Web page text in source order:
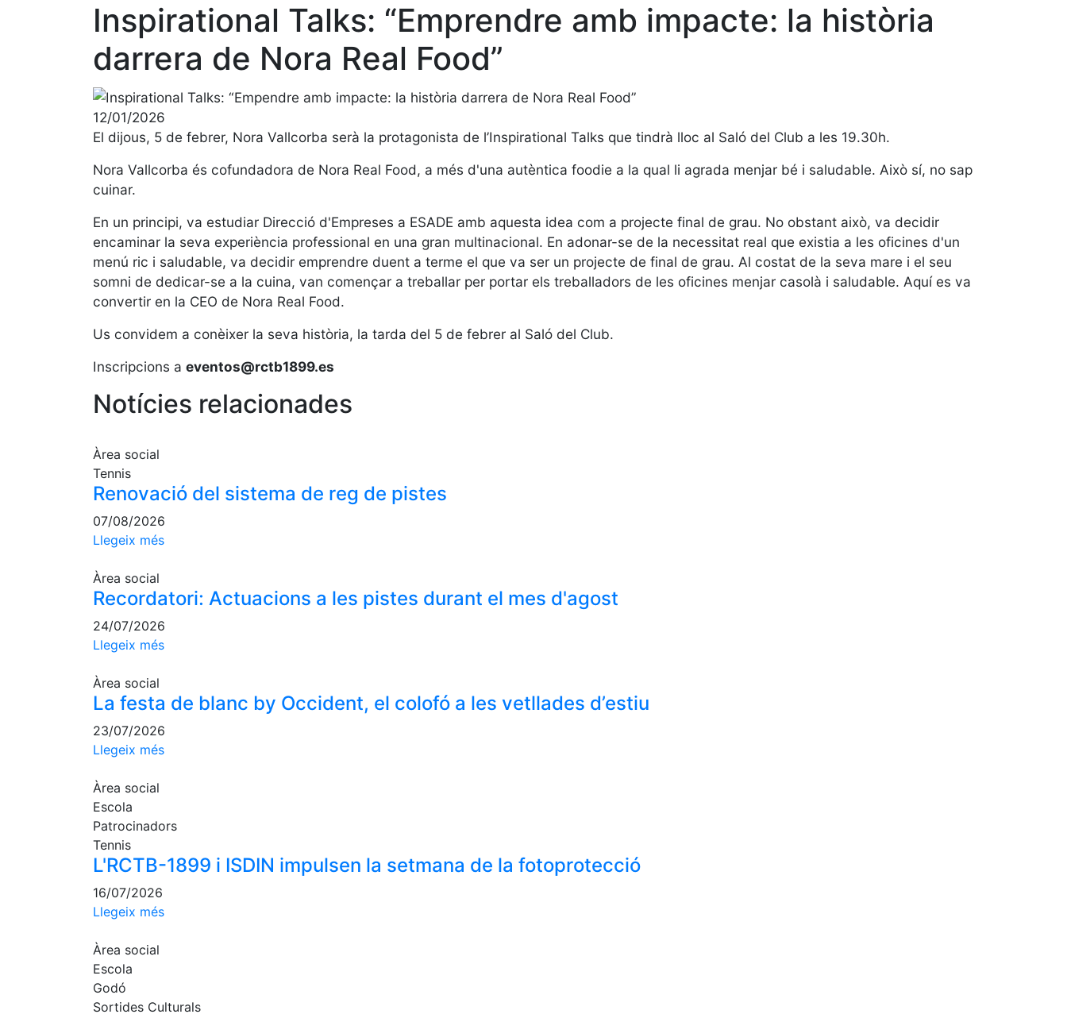
Inspirational Talks: “Emprendre amb impacte: la història
darrera de Nora Real Food”
12/01/2026
El dijous, 5 de febrer, Nora Vallcorba serà la protagonista de l’Inspirational Talks que tindrà lloc al Saló del Club a les 19.30h.
Nora Vallcorba és cofundadora de Nora Real Food, a més d'una autèntica foodie a la qual li agrada menjar bé i saludable. Això sí, no sap
cuinar.
En un principi, va estudiar Direcció d'Empreses a ESADE amb aquesta idea com a projecte final de grau. No obstant això, va decidir
encaminar la seva experiència professional en una gran multinacional. En adonar-se de la necessitat real que existia a les oficines d'un
menú ric i saludable, va decidir emprendre duent a terme el que va ser un projecte de final de grau. Al costat de la seva mare i el seu
somni de dedicar-se a la cuina, van començar a treballar per portar els treballadors de les oficines menjar casolà i saludable. Aquí es va
convertir en la CEO de Nora Real Food.
Us convidem a conèixer la seva història, la tarda del 5 de febrer al Saló del Club.
Inscripcions a eventos@rctb1899.es
Notícies relacionades
Àrea social
Tennis
Renovació del sistema de reg de pistes
07/08/2026
Llegeix més
Àrea social
Recordatori: Actuacions a les pistes durant el mes d'agost
24/07/2026
Llegeix més
Àrea social
La festa de blanc by Occident, el colofó a les vetllades d’estiu
23/07/2026
Llegeix més
Àrea social
Escola
Patrocinadors
Tennis
L'RCTB-1899 i ISDIN impulsen la setmana de la fotoprotecció
16/07/2026
Llegeix més
Àrea social
Escola
Godó
Sortides Culturals